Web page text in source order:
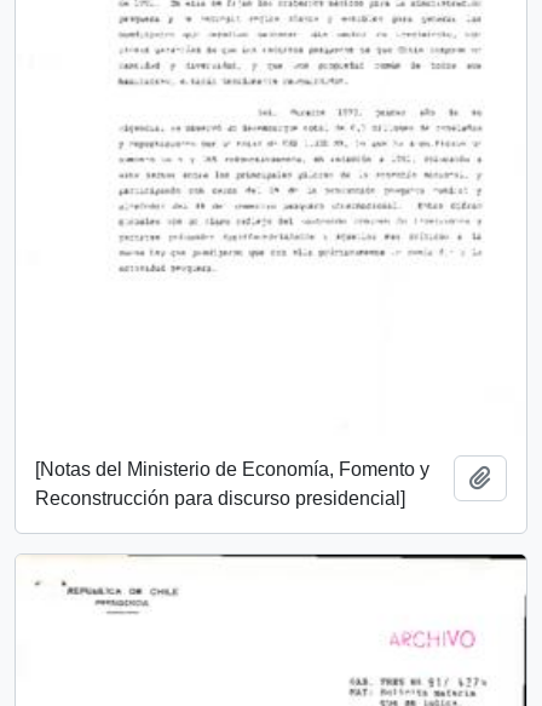
[Notas del Ministerio de Economía, Fomento y
Reconstrucción para discurso presidencial]